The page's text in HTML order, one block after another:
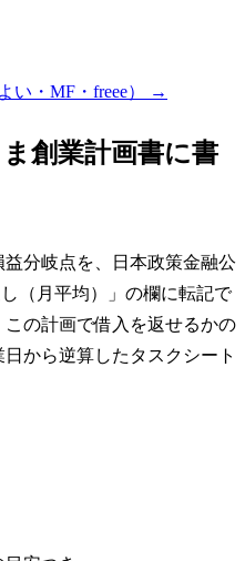
・MF・freee）
→
創業計画書に書
分岐点を、日本政策金融公
（月平均）」の欄に転記で
の計画で借入を返せるかの
から逆算したタスクシート